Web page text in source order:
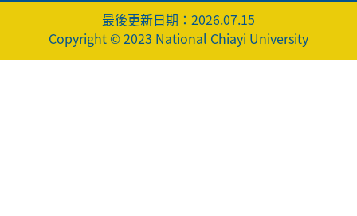
最後更新日期：2026.07.15
Copyright © 2023 National Chiayi University